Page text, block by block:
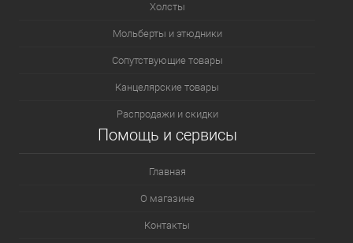
Холсты
Мольберты и этюдники
Сопутствующие товары
Канцелярские товары
Распродажи и скидки
Помощь и сервисы
Главная
О магазине
Контакты